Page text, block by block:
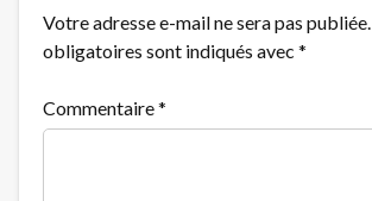
Votre adresse e-mail ne sera pas publiée.
obligatoires sont indiqués avec *
Commentaire*